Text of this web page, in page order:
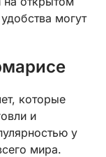
могут
которые
и
у
мира.